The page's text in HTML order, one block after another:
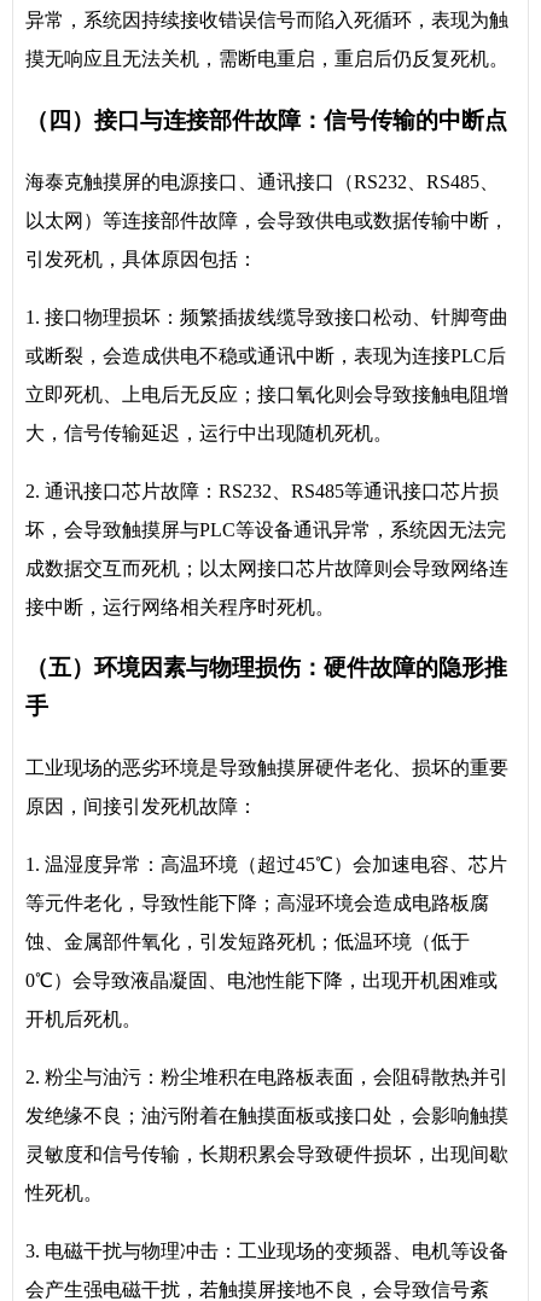
异常，系统因持续接收错误信号而陷入死循环，表现为触
摸无响应且无法关机，需断电重启，重启后仍反复死机。
（四）接口与连接部件故障：信号传输的中断点
海泰克触摸屏的电源接口、通讯接口（RS232、RS485、
以太网）等连接部件故障，会导致供电或数据传输中断，
引发死机，具体原因包括：
1. 接口物理损坏：频繁插拔线缆导致接口松动、针脚弯曲
或断裂，会造成供电不稳或通讯中断，表现为连接PLC后
立即死机、上电后无反应；接口氧化则会导致接触电阻增
大，信号传输延迟，运行中出现随机死机。
2. 通讯接口芯片故障：RS232、RS485等通讯接口芯片损
坏，会导致触摸屏与PLC等设备通讯异常，系统因无法完
成数据交互而死机；以太网接口芯片故障则会导致网络连
接中断，运行网络相关程序时死机。
（五）环境因素与物理损伤：硬件故障的隐形推
手
工业现场的恶劣环境是导致触摸屏硬件老化、损坏的重要
原因，间接引发死机故障：
1. 温湿度异常：高温环境（超过45℃）会加速电容、芯片
等元件老化，导致性能下降；高湿环境会造成电路板腐
蚀、金属部件氧化，引发短路死机；低温环境（低于
0℃）会导致液晶凝固、电池性能下降，出现开机困难或
开机后死机。
2. 粉尘与油污：粉尘堆积在电路板表面，会阻碍散热并引
发绝缘不良；油污附着在触摸面板或接口处，会影响触摸
灵敏度和信号传输，长期积累会导致硬件损坏，出现间歇
性死机。
3. 电磁干扰与物理冲击：工业现场的变频器、电机等设备
会产生强电磁干扰，若触摸屏接地不良，会导致信号紊